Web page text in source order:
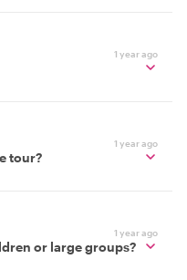
1 year ago
1 year ago
tour?
1 year ago
or large groups?